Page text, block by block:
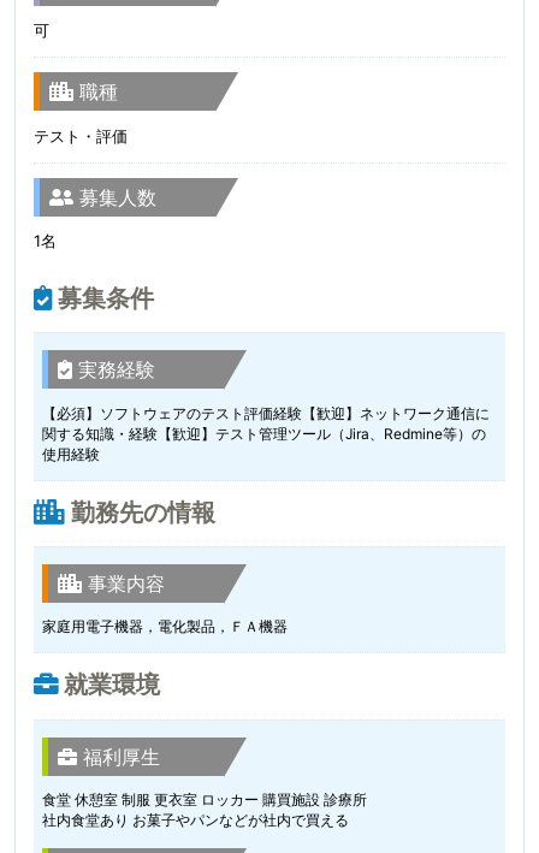
可
職種
テスト・評価
募集人数
1名
募集条件
実務経験
【必須】ソフトウェアのテスト評価経験【歓迎】ネットワーク通信に
関する知識・経験【歓迎】テスト管理ツール（Jira、Redmine等）の
使用経験
勤務先の情報
事業内容
家庭用電子機器，電化製品，ＦＡ機器
就業環境
福利厚生
食堂 休憩室 制服 更衣室 ロッカー 購買施設 診療所
社内食堂あり お菓子やパンなどが社内で買える